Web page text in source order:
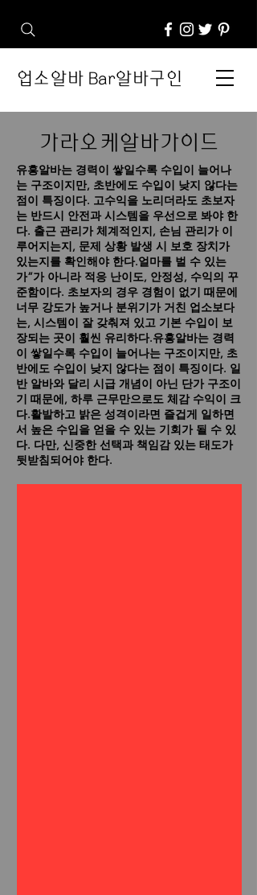
업소알바 Bar알바구인
가라오케알바가이드
유흥알바는 경력이 쌓일수록 수입이 늘어나
는 구조이지만, 초반에도 수입이 낮지 않다는
점이 특징이다. 고수익을 노리더라도 초보자
는 반드시 안전과 시스템을 우선으로 봐야 한
다. 출근 관리가 체계적인지, 손님 관리가 이
루어지는지, 문제 상황 발생 시 보호 장치가
있는지를 확인해야 한다.얼마를 벌 수 있는
가”가 아니라 적응 난이도, 안정성, 수익의 꾸
준함이다. 초보자의 경우 경험이 없기 때문에
너무 강도가 높거나 분위기가 거친 업소보다
는, 시스템이 잘 갖춰져 있고 기본 수입이 보
장되는 곳이 훨씬 유리하다.유흥알바는 경력
이 쌓일수록 수입이 늘어나는 구조이지만, 초
반에도 수입이 낮지 않다는 점이 특징이다. 일
반 알바와 달리 시급 개념이 아닌 단가 구조이
기 때문에, 하루 근무만으로도 체감 수익이 크
다.활발하고 밝은 성격이라면 즐겁게 일하면
서 높은 수입을 얻을 수 있는 기회가 될 수 있
다. 다만, 신중한 선택과 책임감 있는 태도가
뒷받침되어야 한다.